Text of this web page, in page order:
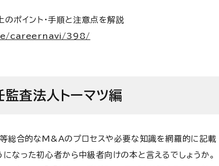
ポイント・手順と注意点を解説
careernavi/398/
査法人トーマツ編
等総合的なM&Aのプロセスや必要な知識を網羅的に記載
なった初心者から中級者向けの本と言えるでしょうか。